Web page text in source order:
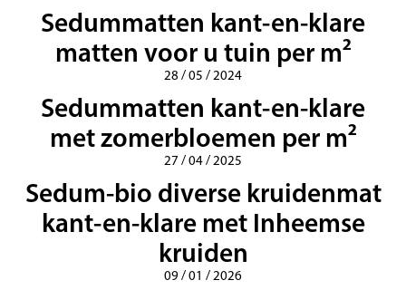
Sedummatten kant-en-klare
matten voor u tuin per m²
28 / 05 / 2024
Sedummatten kant-en-klare
met zomerbloemen per m²
27 / 04 / 2025
Sedum-bio diverse kruidenmat
kant-en-klare met Inheemse
kruiden
09 / 01 / 2026